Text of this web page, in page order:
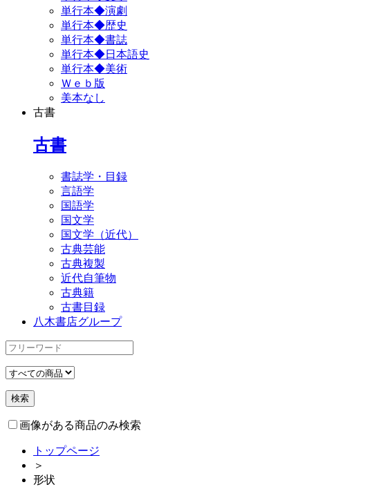
単行本◆演劇
単行本◆歴史
単行本◆書誌
単行本◆日本語史
単行本◆美術
Ｗｅｂ版
美本なし
古書
古書
書誌学・目録
言語学
国語学
国文学
国文学（近代）
古典芸能
古典複製
近代自筆物
古典籍
古書目録
八木書店グループ
画像がある商品のみ検索
トップページ
＞
形状